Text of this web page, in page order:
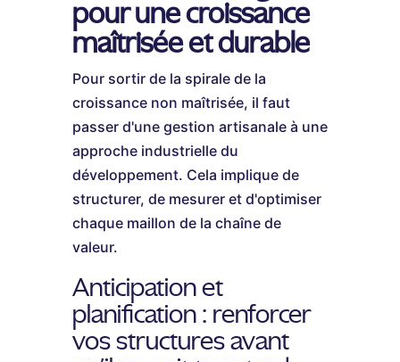
pour une croissance
maîtrisée et durable
Pour sortir de la spirale de la
croissance non maîtrisée, il faut
passer d'une gestion artisanale à une
approche industrielle du
développement. Cela implique de
structurer, de mesurer et d'optimiser
chaque maillon de la chaîne de
valeur.
Anticipation et
planification : renforcer
vos structures avant